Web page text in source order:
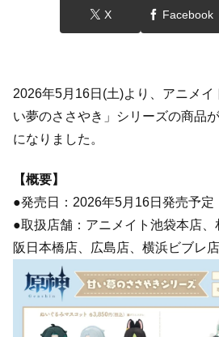
X Facebook
2026年5月16日(土)より、アニメ
い夢のささやき」シリーズの商品
になりました。
【概要】
●発売日：2026年5月16日発売予定
●取扱店舗：アニメイト池袋本店、
阪日本橋店、広島店、横浜ビブレ